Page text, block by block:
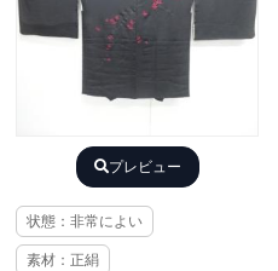
プレビュー
状態：非常によい
素材：正絹